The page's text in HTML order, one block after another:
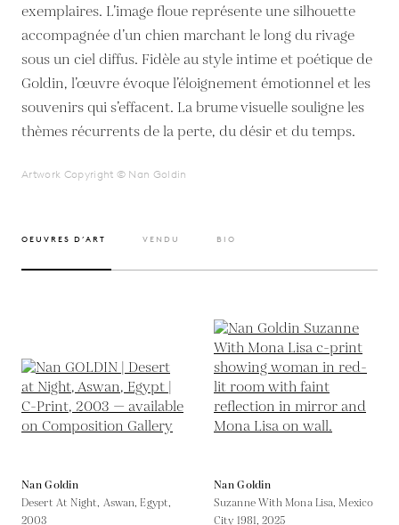
exemplaires. L’image floue représente une silhouette
accompagnée d’un chien marchant le long du rivage
sous un ciel diffus. Fidèle au style intime et poétique de
Goldin, l’œuvre évoque l’éloignement émotionnel et les
souvenirs qui s’effacent. La brume visuelle souligne les
thèmes récurrents de la perte, du désir et du temps.
Artwork Copyright © Nan Goldin
OEUVRES D’ART VENDU BIO
Nan Goldin
Desert At Night, Aswan, Egypt,
2003
Nan Goldin
Suzanne With Mona Lisa, Mexico
City 1981,2025